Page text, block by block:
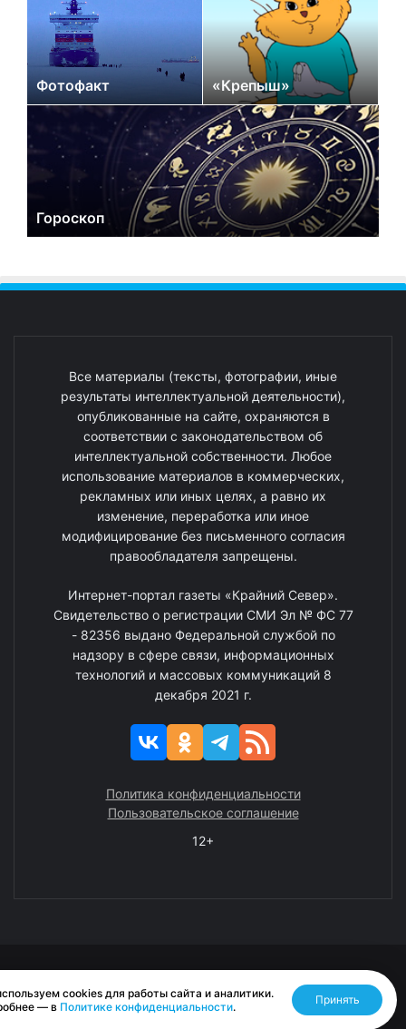
Фотофакт «Крепыш»
Гороскоп
Все материалы (тексты, фотографии, иные
результаты интеллектуальной деятельности),
опубликованные на сайте, охраняются в
соответствии с законодательством об
интеллектуальной собственности. Любое
использование материалов в коммерческих,
рекламных или иных целях, а равно их
изменение, переработка или иное
модифицирование без письменного согласия
правообладателя запрещены.
Интернет-портал газеты «Крайний Север».
Свидетельство о регистрации СМИ Эл № ФС 77
- 82356 выдано Федеральной службой по
надзору в сфере связи, информационных
технологий и массовых коммуникаций 8
декабря 2021 г.
Политика конфиденциальности
Пользовательское соглашение
12+
Разработано RASA
cookies для работы сайта и аналитики.
— в Политике конфиденциальности.
Принять